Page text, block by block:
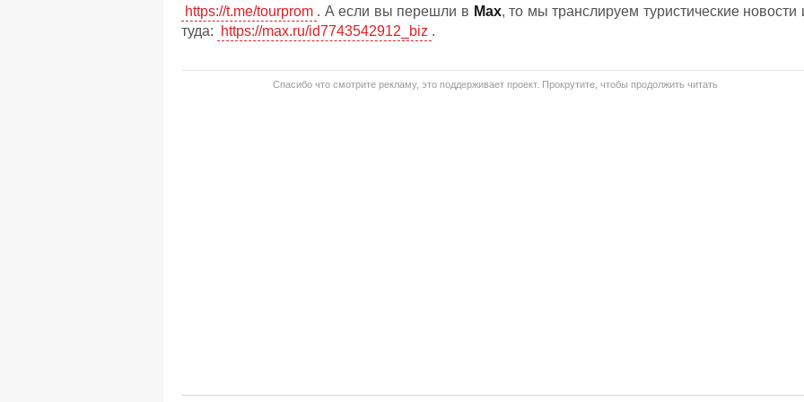
https://t.me/tourprom . А если вы перешли в Мах, то мы транслируем туристические новости
туда:
https://max.ru/id7743542912_biz .
Спасибо что смотрите рекламу, это поддерживает проект. Прокрутите, чтобы продолжить читать